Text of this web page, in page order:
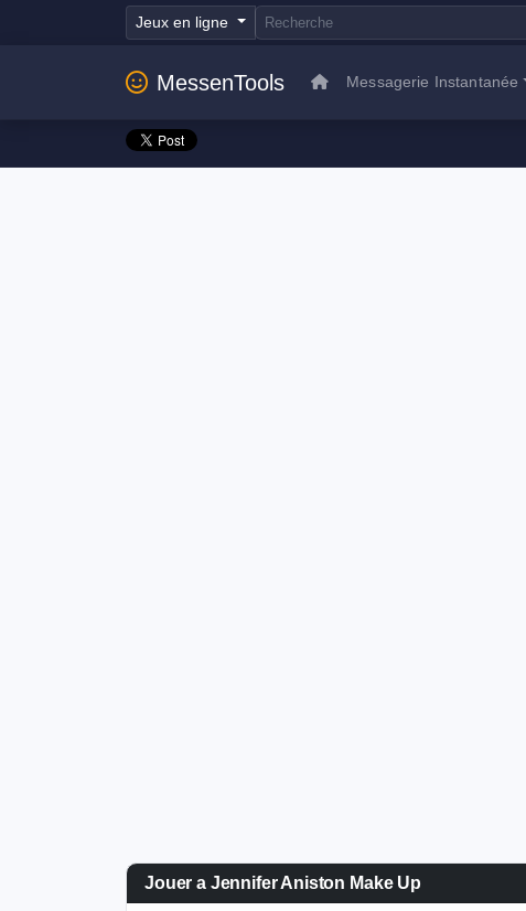
Jeux en ligne
MessenTools Messagerie Instantanée
Jouer a Jennifer Aniston Make Up